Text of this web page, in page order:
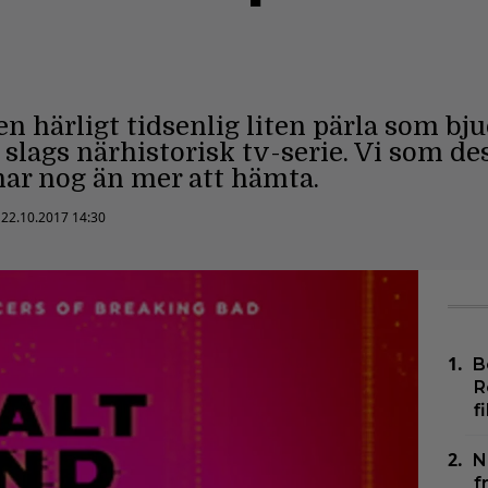
härligt tidsenlig liten pärla som
slags närhistorisk tv-serie. Vi som
nog än mer att hämta.
22.10.2017 14:30